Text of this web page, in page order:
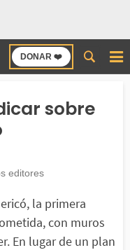
DONAR ❤️
sobre
editores
la primera
con muros
En lugar de un plan